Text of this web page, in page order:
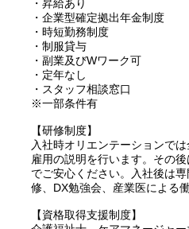
・昇給あり
・企業型確定拠出年金制度
・時短勤務制度
・制服貸与
・副業及びWワーク可
・定年なし
・スタッフ相談窓口
※一部条件有
【研修制度】
入社時オリエンテーションで
雇用の説明を行います。その
でご安心ください。入社後は
修、DX勉強会、産業医による
【資格取得支援制度】